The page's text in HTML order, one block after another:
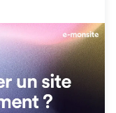
à votre
le
sur-mesure,